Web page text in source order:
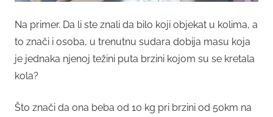
Na primer. Da li ste znali da bilo koji objekat u kolima, a
to znači i osoba, u trenutnu sudara dobija masu koja
je jednaka njenoj težini puta brzini kojom su se kretala
kola?
Što znači da ona beba od 10 kg pri brzini od 50km na